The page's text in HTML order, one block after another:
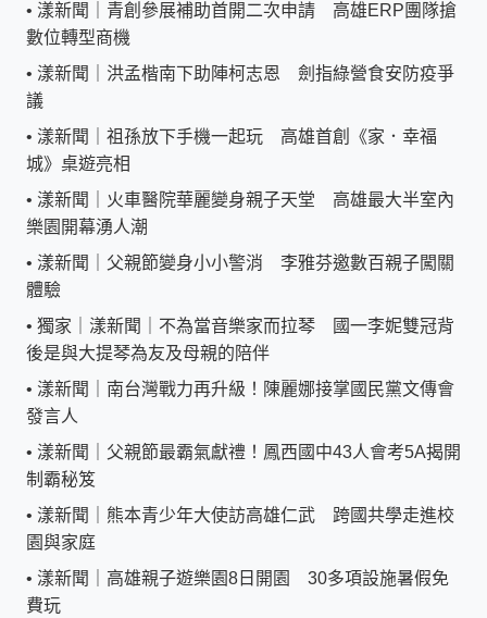
• 漾新聞｜青創參展補助首開二次申請 高雄ERP團隊搶
數位轉型商機
• 漾新聞｜洪孟楷南下助陣柯志恩 劍指綠營食安防疫爭
議
• 漾新聞｜祖孫放下手機一起玩 高雄首創《家．幸福
城》桌遊亮相
• 漾新聞｜火車醫院華麗變身親子天堂 高雄最大半室內
樂園開幕湧人潮
• 漾新聞｜父親節變身小小警消 李雅芬邀數百親子闖關
體驗
• 獨家｜漾新聞｜不為當音樂家而拉琴 國一李妮雙冠背
後是與大提琴為友及母親的陪伴
• 漾新聞｜南台灣戰力再升級！陳麗娜接掌國民黨文傳會
發言人
• 漾新聞｜父親節最霸氣獻禮！鳳西國中43人會考5A揭開
制霸秘笈
• 漾新聞｜熊本青少年大使訪高雄仁武 跨國共學走進校
園與家庭
• 漾新聞｜高雄親子遊樂園8日開園 30多項設施暑假免
費玩